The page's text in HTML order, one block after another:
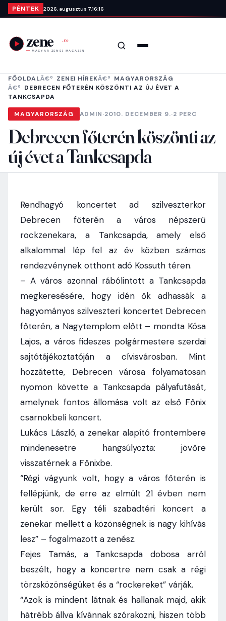
Ugrás a tartalomra
PÉNTEK 2026. augusztus 7.16:16
Keresés
FŐOLDAL ZENEI HÍREK
MAGYARORSZÁG
DEBRECEN FŐTERÉN KÖSZÖNTI AZ ÚJ ÉVET A
TANKCSAPDA
MAGYARORSZÁG ADMIN·2010. DECEMBER 9.·2 PERC
Debrecen főterén köszönti az
új évet a Tankcsapda
Rendhagyó koncertet ad szilveszterkor
Debrecen főterén a város népszerű
rockzenekara, a Tankcsapda, amely első
alkalommal lép fel az év közben számos
rendezvénynek otthont adó Kossuth téren.
– A város azonnal rábólintott a Tankcsapda
megkeresésére, hogy idén ők adhassák a
hagyományos szilveszteri koncertet Debrecen
főterén, a Nagytemplom előtt – mondta Kósa
Lajos, a város fideszes polgármestere szerdai
sajtótájékoztatóján a cívisvárosban. Mint
hozzátette, Debrecen városa folyamatosan
nyomon követte a Tankcsapda pályafutását,
amelynek fontos állomása volt az első Főnix
csarnokbeli koncert.
Lukács László, a zenekar alapító frontembere
mindenesetre hangsúlyozta: jövőre
visszatérnek a Főnixbe.
“Régi vágyunk volt, hogy a város főterén is
fellépjünk, de erre az elmúlt 21 évben nem
került sor. Egy téli szabadtéri koncert a
zenekar mellett a közönségnek is nagy kihívás
lesz” – fogalmazott a zenész.
Fejes Tamás, a Tankcsapda dobosa arról
beszélt, hogy a koncertre nem csak a régi
törzsközönségüket és a “rockereket” várják.
“Azok is mindent látnak és hallanak majd, akik
hátrébb állva kívánnak szórakozni, hiszen több